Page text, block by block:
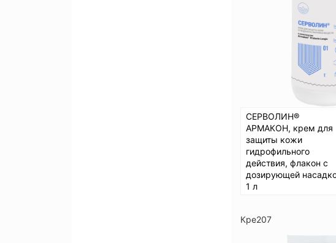
СЕРВОЛИН®
АРМАКОН, крем для
защиты кожи
гидрофильного
действия, флакон с
дозирующей
1 л
Кре207